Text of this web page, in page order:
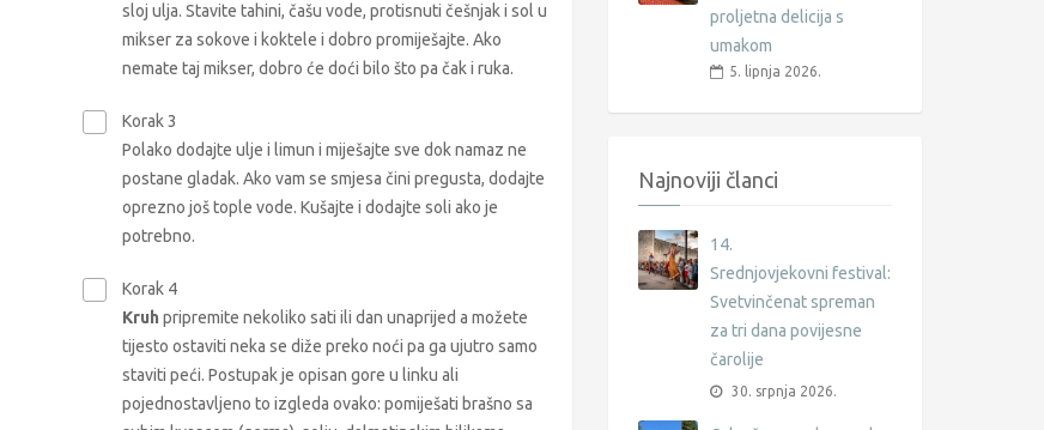
sloj ulja. Stavite tahini, čašu vode, protisnuti češnjak i sol u
mikser za sokove i koktele i dobro promiješajte. Ako
nemate taj mikser, dobro će doći bilo što pa čak i ruka.
Korak 3
Polako dodajte ulje i limun i miješajte sve dok namaz ne
postane gladak. Ako vam se smjesa čini pregusta, dodajte
oprezno još tople vode. Kušajte i dodajte soli ako je
potrebno.
Korak 4
Kruh pripremite nekoliko sati ili dan unaprijed a možete
tijesto ostaviti neka se diže preko noći pa ga ujutro samo
staviti peći. Postupak je opisan gore u linku ali
pojednostavljeno to izgleda ovako: pomiješati brašno sa
proljetna delicija s
umakom
5. lipnja 2026.
Najnoviji članci
14.
Srednjovjekovni festival:
Svetvinčenat spreman
za tri dana povijesne
čarolije
30. srpnja 2026.